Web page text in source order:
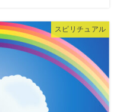
スピリチュアル